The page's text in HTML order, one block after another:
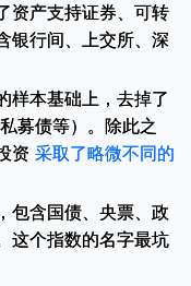
资产支持证券、可转
银行间、上交所、深
样本基础上，去掉了
募债等）。除此之
资 采取了略微不同的
包含国债、央票、政
这个指数的名字最坑